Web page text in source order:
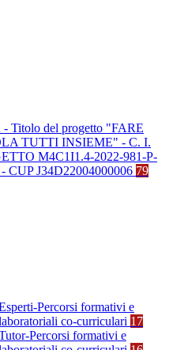
- Titolo del progetto "FARE
TUTTI INSIEME" - C. I.
M4C1I1.4-2022-981-P-
CUP J34D22004000006 79
Percorsi formativi e
co-curriculari 17
Percorsi formativi e